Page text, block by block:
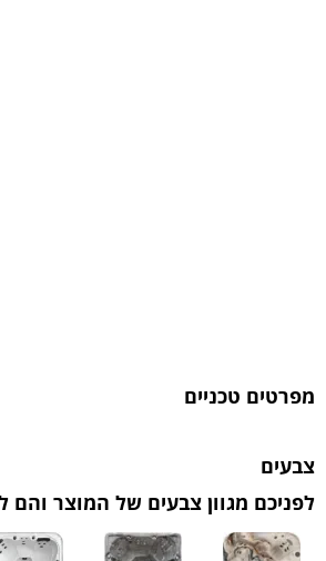
צבעים
לפניכם מגוון צבעים של המוצר והם
מפרטים טכניים